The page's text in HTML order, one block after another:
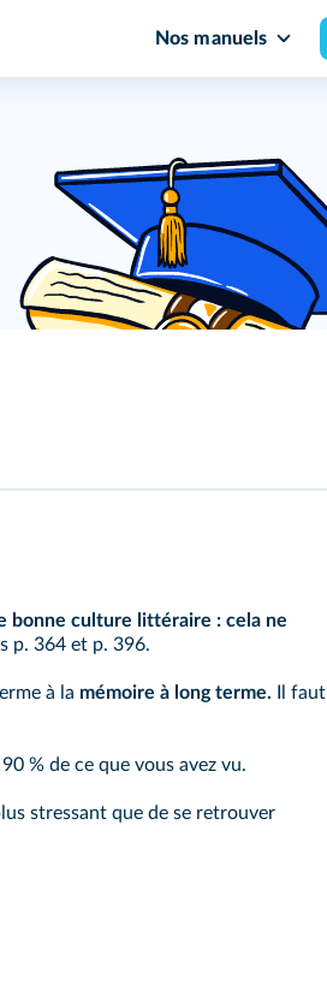
Nos manuels
bonne culture littéraire : cela ne
p. 364 et p. 396.
à la mémoire à long terme. Il faut
% de ce que vous avez vu.
stressant que de se retrouver